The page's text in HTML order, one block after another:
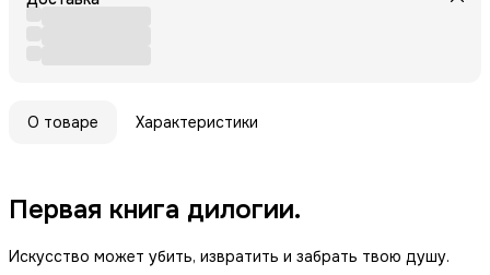
О товаре Характеристики
Первая книга дилогии.
Искусство может убить, извратить и забрать твою душу.